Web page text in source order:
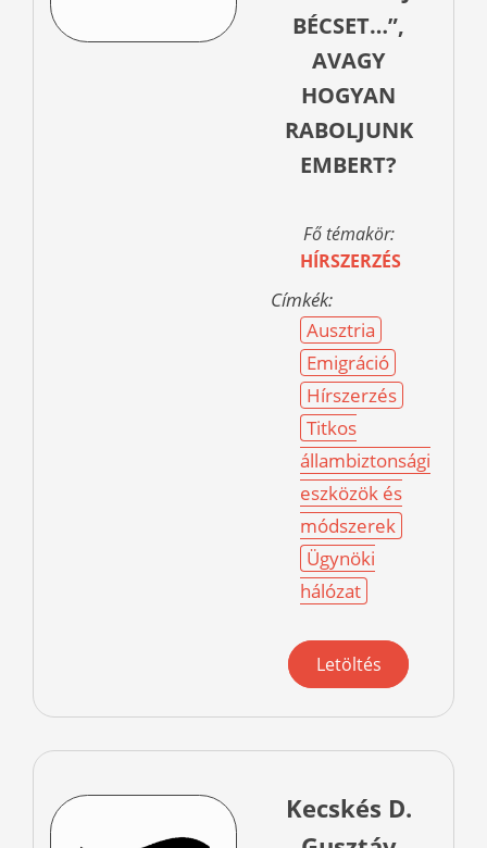
BÉCSET…”,
AVAGY
HOGYAN
RABOLJUNK
EMBERT?
Fő témakör:
HÍRSZERZÉS
Címkék:
Ausztria
Emigráció
Hírszerzés
Titkos
állambiztonsági
eszközök és
módszerek
Ügynöki
hálózat
Letöltés
Kecskés D.